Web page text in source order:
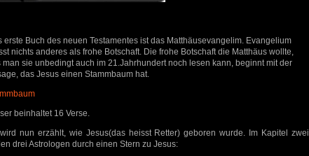
erste Buch des neuen Testamentes ist das Matthäusevangelim. Evangelium
nichts anderes als frohe Botschaft. Die frohe Botschaft die Matthäus wollte,
man sie unbedingt auch im 21.Jahrhundert noch lesen kann, beginnt mit der
das Jesus einen Stammbaum hat.
beinhaltet 16 Verse.
nun erzählt, wie Jesus(das heisst Retter) geboren wurde. Im Kapitel zwei
drei Astrologen durch einen Stern zu Jesus: